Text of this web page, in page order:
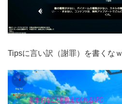
Tipsに言い訳（謝罪）を書くなｗ